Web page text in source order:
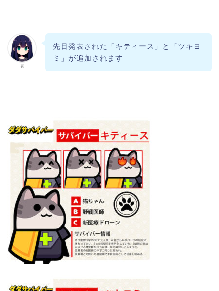
奏
先日発表された「キティース」と「ツキヨ
ミ」が追加されます